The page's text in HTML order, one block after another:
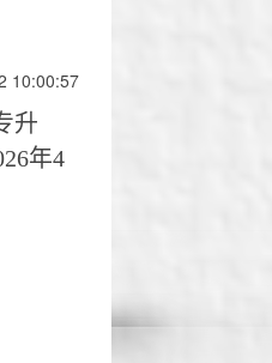
10:00:57
升
年4